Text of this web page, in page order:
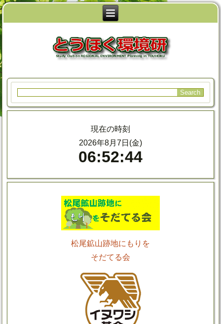
現在の時刻
2026年8月7日(金)
06:52:45
松尾鉱山跡地にもりを
そだてる会